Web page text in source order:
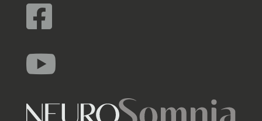

